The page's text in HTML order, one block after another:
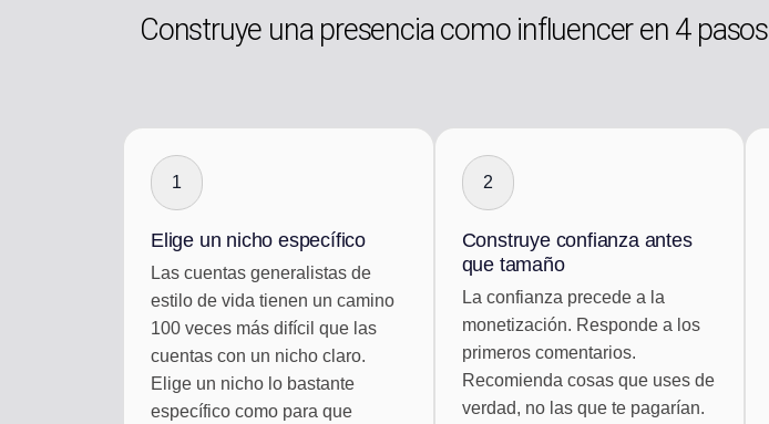
Construye una presencia como influencer en 4 pasos
1
Elige un nicho específico
Las cuentas generalistas de
estilo de vida tienen un camino
100 veces más difícil que las
cuentas con un nicho claro.
Elige un nicho lo bastante
específico como para que
2
Construye confianza antes
que tamaño
La confianza precede a la
monetización. Responde a los
primeros comentarios.
Recomienda cosas que uses de
verdad, no las que te pagarían.